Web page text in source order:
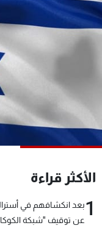
الأكثر قراءة
1بعد انكشافهم في
عن توقيف "شبكة
إقتصاد
البرامج
جدول البرامج
شاهد البرامج
الترددات
عن MTV